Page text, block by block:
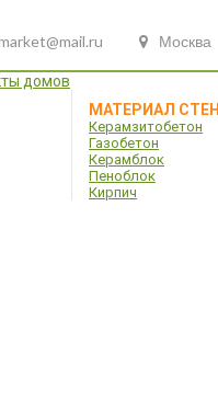
Москва
домов
МАТЕРИАЛ СТЕН
Керамзитобетон
Газобетон
Керамблок
Пеноблок
Кирпич